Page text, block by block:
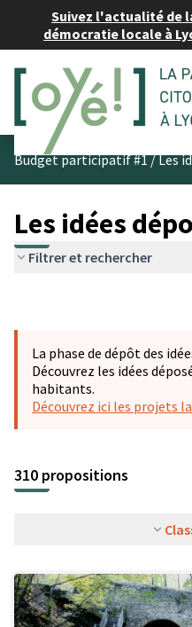
Suivez l'actualité de
démocratie locale à
Budget participatif #1/Les
Les idées
Filtrer et rechercher
La phase de dépôt des
Découvrez les idées
habitants.
Découvrez ici les projets
310 propositions